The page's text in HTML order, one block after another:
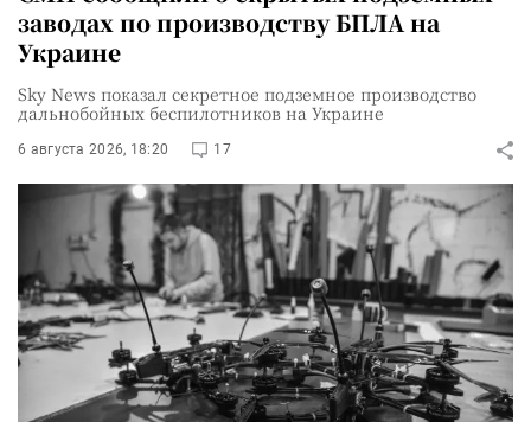
заводах по производству БПЛА на
Украине
Sky News показал секретное подземное производство
дальнобойных беспилотников на Украине
6 августа 2026, 18:20 17